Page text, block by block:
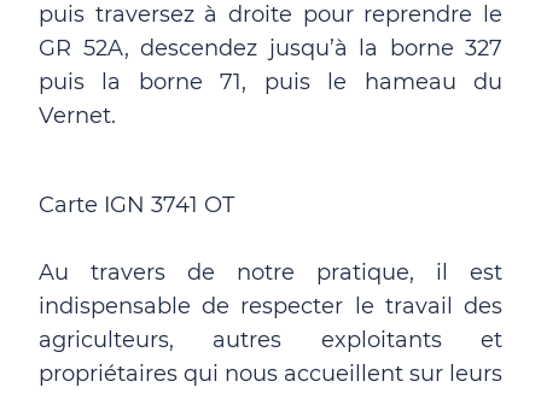
puis traversez à droite pour reprendre le
GR 52A, descendez jusqu’à la borne 327
puis la borne 71, puis le hameau du
Vernet.
Carte IGN 3741 OT
Au travers de notre pratique, il est
indispensable de respecter le travail des
agriculteurs, autres exploitants et
propriétaires qui nous accueillent sur leurs